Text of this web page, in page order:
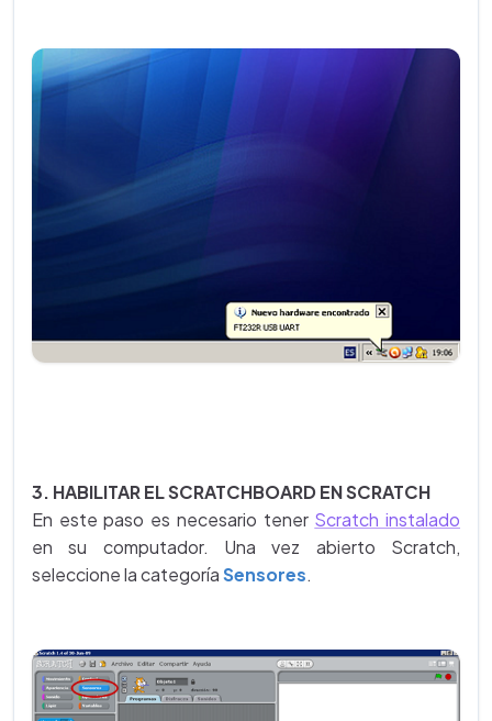
3. HABILITAR EL SCRATCHBOARD EN SCRATCH
En este paso es necesario tener Scratch instalado
en su computador. Una vez abierto Scratch,
seleccione la categoríaSensores.